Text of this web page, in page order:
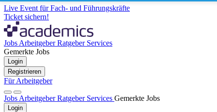
Live Event für Fach- und Führungskräfte
Ticket sichern!
Jobs ArbeitgeberRatgeber Services
Gemerkte Jobs
Login
Registrieren
Für Arbeitgeber
Jobs ArbeitgeberRatgeber Services Gemerkte Jobs
Login